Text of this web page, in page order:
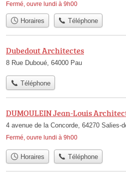
Fermé, ouvre lundi à 9h00
Horaires Téléphone
Dubedout Architectes
8 Rue Duboué, 64000 Pau
Téléphone
DUMOULEIN Jean-Louis
4 avenue de la Concorde, 64270 Salies-
Fermé, ouvre lundi à 9h00
Horaires Téléphone